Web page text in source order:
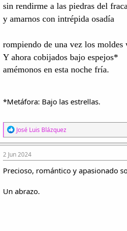
sin rendirme a las piedras del
y amarnos con intrépida osadía
rompiendo de una vez los moldes
Y ahora cobijados bajo espejos*
amémonos en esta noche fría.
*Metáfora: Bajo las estrellas.
R
e
a
c
c
i
o
e
José Luis Blázquez
2 Jun 2024
Precioso, romántico y apasionado
Un abrazo.